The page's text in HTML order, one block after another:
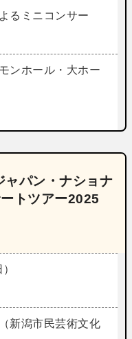
るミニコンサー
ンホール・大ホー
ャパン・ナショナ
トツアー2025
新潟市民芸術文化